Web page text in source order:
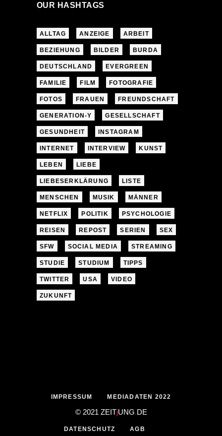
OUR HASHTAGS
ALLTAG ANZEIGE ARBEIT
BEZIEHUNG BILDER BURDA
DEUTSCHLAND EVERGREEN
FAMILIE FILM FOTOGRAFIE
FOTOS FRAUEN FREUNDSCHAFT
GENERATION-Y GESELLSCHAFT
GESUNDHEIT INSTAGRAM
INTERNET INTERVIEW KUNST
LEBEN LIEBE
LIEBESERKLÄRUNG LISTE
MENSCHEN MUSIK MÄNNER
NETFLIX POLITIK PSYCHOLOGIE
REISEN REPOST SERIEN SEX
SFW SOCIAL MEDIA STREAMING
STUDIE STUDIUM TIPPS
TWITTER USA VIDEO
ZUKUNFT
IMPRESSUM MEDIADATEN 2022
© 2021 ZEITjUNG.DE
DATENSCHUTZ AGB